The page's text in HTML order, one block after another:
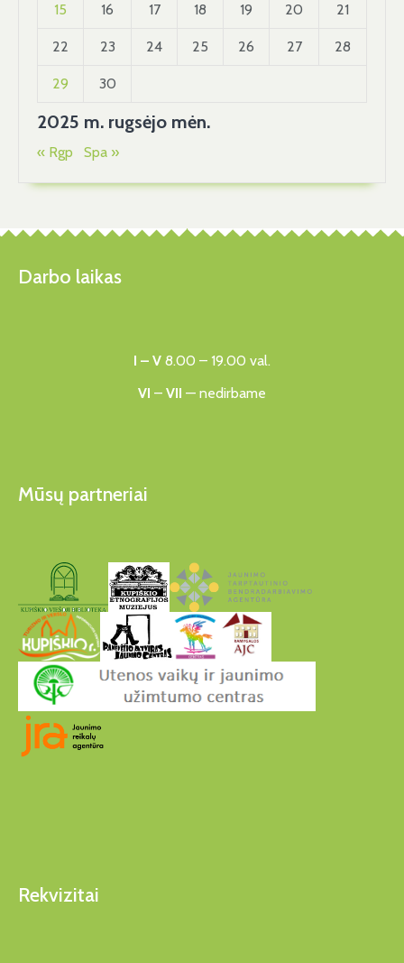
2025 m. rugsėjo mėn.
15 16 17 18 19 20 21
22 23 24 25 26 27 28
29 30
« Rgp Spa »
Darbo laikas
I – V 8.00 – 19.00 val.
VI – VII — nedirbame
Mūsų partneriai
Rekvizitai